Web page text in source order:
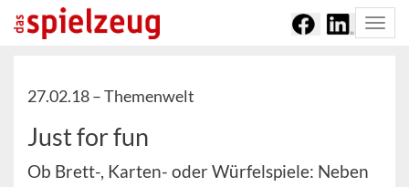
27.02.18 –Themenwelt
Just for fun
Ob Brett-, Karten- oder Würfelspiele: Neben